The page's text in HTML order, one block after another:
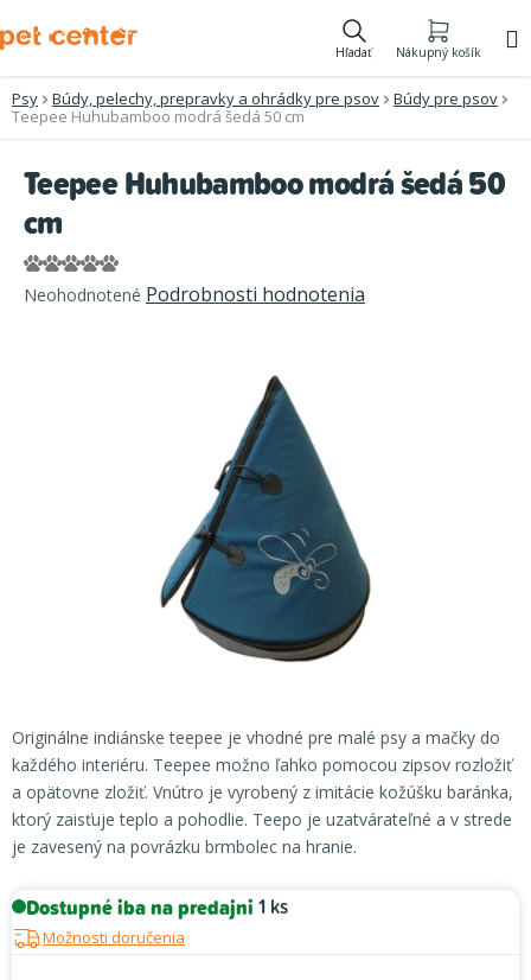
na
Hľadať Nákupný košík
Psy Búdy, pelechy, prepravky a ohrádky pre psov
Búdy pre psov
Teepee Huhubamboo modrá šedá 50 cm
Originálne indiánske teepee je vhodné pre malé psy a mačky do
každého interiéru. Teepee možno ľahko pomocou zipsov rozložiť
a opätovne zložiť. Vnútro je vyrobený z imitácie kožúšku baránka,
ktorý zaisťuje teplo a pohodlie. Teepo je uzatvárateľné a v strede
je zavesený na povrázku brmbolec na hranie.
Dostupné iba na predajni 1 ks
Možnosti doručenia
Teepee Huhubamboo modrá šedá 50
cm
Priemerné
hodnotenie
Neohodnotené Podrobnosti hodnotenia